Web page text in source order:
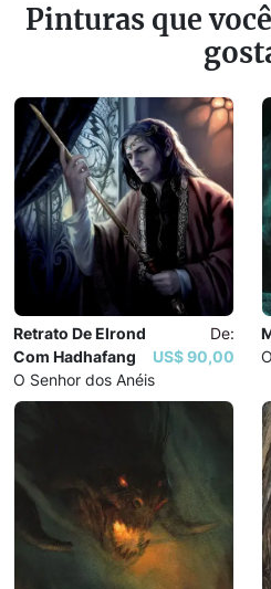
Pinturas que
Retrato De Elrond
Com Hadhafang
O Senhor dos Anéis
De:
US$ 90,00